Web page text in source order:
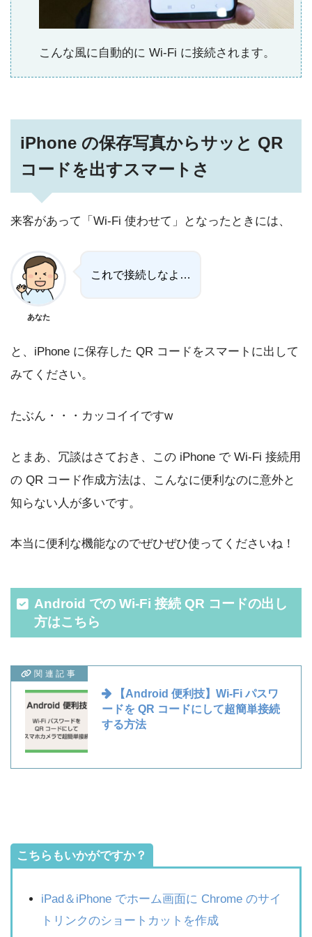
こんな風に自動的に Wi-Fi に接続されます。
iPhone の保存写真からサッと QR
コードを出すスマートさ
来客があって「Wi-Fi 使わせて」となったときには、
あなた
これで接続しなよ…
と、iPhone に保存した QR コードをスマートに出して
みてください。
たぶん・・・カッコイイですw
とまあ、冗談はさておき、この iPhone で Wi-Fi 接続用
の QR コード作成方法は、こんなに便利なのに意外と
知らない人が多いです。
本当に便利な機能なのでぜひぜひ使ってくださいね！
Android での Wi-Fi 接続 QR コードの出し
方はこちら
関連記事
【Android 便利技】Wi-Fi パスワ
ードを QR コードにして超簡単接続
する方法
こちらもいかがですか？
iPad＆iPhone でホーム画面に Chrome のサイ
トリンクのショートカットを作成